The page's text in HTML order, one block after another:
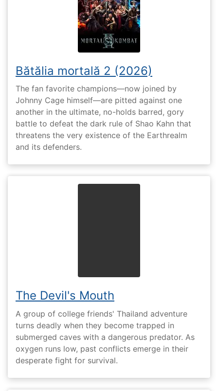
Bătălia mortală 2 (2026)
The fan favorite champions—now joined by
Johnny Cage himself—are pitted against one
another in the ultimate, no-holds barred, gory
battle to defeat the dark rule of Shao Kahn that
threatens the very existence of the Earthrealm
and its defenders.
The Devil's Mouth
A group of college friends' Thailand adventure
turns deadly when they become trapped in
submerged caves with a dangerous predator. As
oxygen runs low, past conflicts emerge in their
desperate fight for survival.